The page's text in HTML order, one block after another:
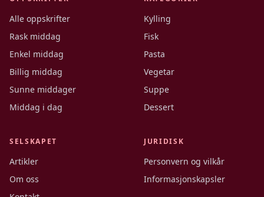
Alle oppskrifter
Rask middag
Enkel middag
Billig middag
Sunne middager
Middag i dag
Kylling
Fisk
Pasta
Vegetar
Suppe
Dessert
SELSKAPET
Artikler
Om oss
JURIDISK
Personvern og vilkår
Informasjonskapsler